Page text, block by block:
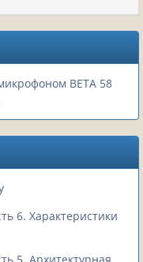
BETA 58
6. Характеристики